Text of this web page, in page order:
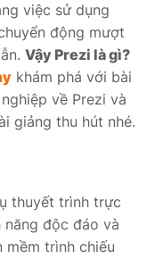
việc sử dụng
động mượt
Vậy Prezi là gì?
khám phá với bài
về Prezi và
giảng thu hút nhé.
thuyết trình trực
độc đáo và
mềm trình chiếu